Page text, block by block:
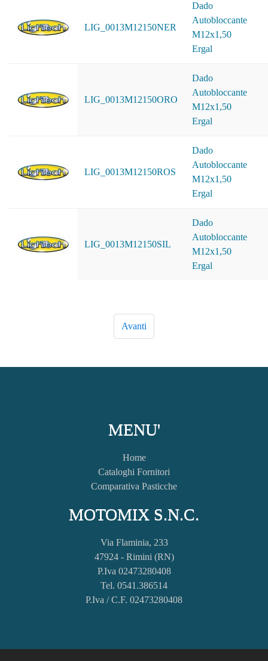
LIG_0013M12150NER
Dado
Autobloccante
M12x1,50
Ergal
LIG_0013M12150ORO
Dado
Autobloccante
M12x1,50
Ergal
LIG_0013M12150ROS
Dado
Autobloccante
M12x1,50
Ergal
LIG_0013M12150SIL
Dado
Autobloccante
M12x1,50
Ergal
MENU'
Home
Cataloghi Fornitori
Comparativa Pasticche
MOTOMIX S.N.C.
Via Flaminia, 233
47924 - Rimini (RN)
P.Iva 02473280408
Tel. 0541.386514
P.Iva / C.F. 02473280408